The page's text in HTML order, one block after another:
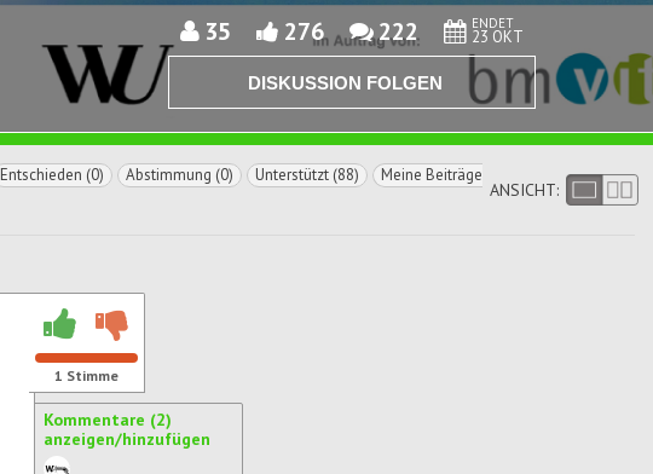
35 276 222 ENDET
23 OKT
DISKUSSION FOLGEN
Entschieden (0) Abstimmung (0) Unterstützt (88)
Meine Beiträge
ANSICHT:
1 Stimme
Kommentare (2)
anzeigen/hinzufügen